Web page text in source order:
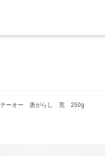
テーオー 唐がらし 荒 250g